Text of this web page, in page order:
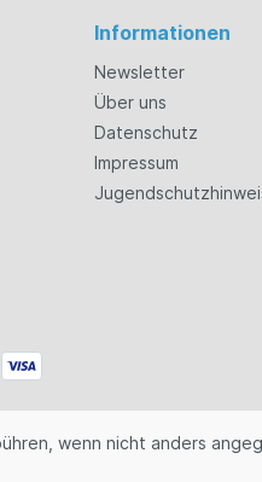
Informationen
Newsletter
Über uns
Datenschutz
Impressum
wenn nicht anders